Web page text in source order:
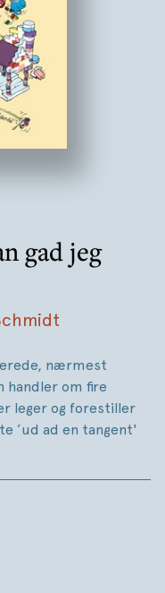
gad jeg
nærmest
handler om fire
leger og forestiller
’ud ad en tangent'
Det kommer